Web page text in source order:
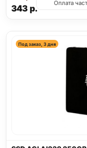
343р.
Оплата
Под заказ, 3 дня